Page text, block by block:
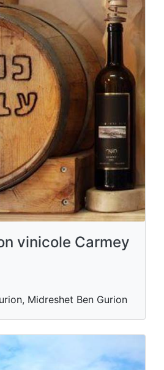
vinicole Carmey
Midreshet Ben Gurion